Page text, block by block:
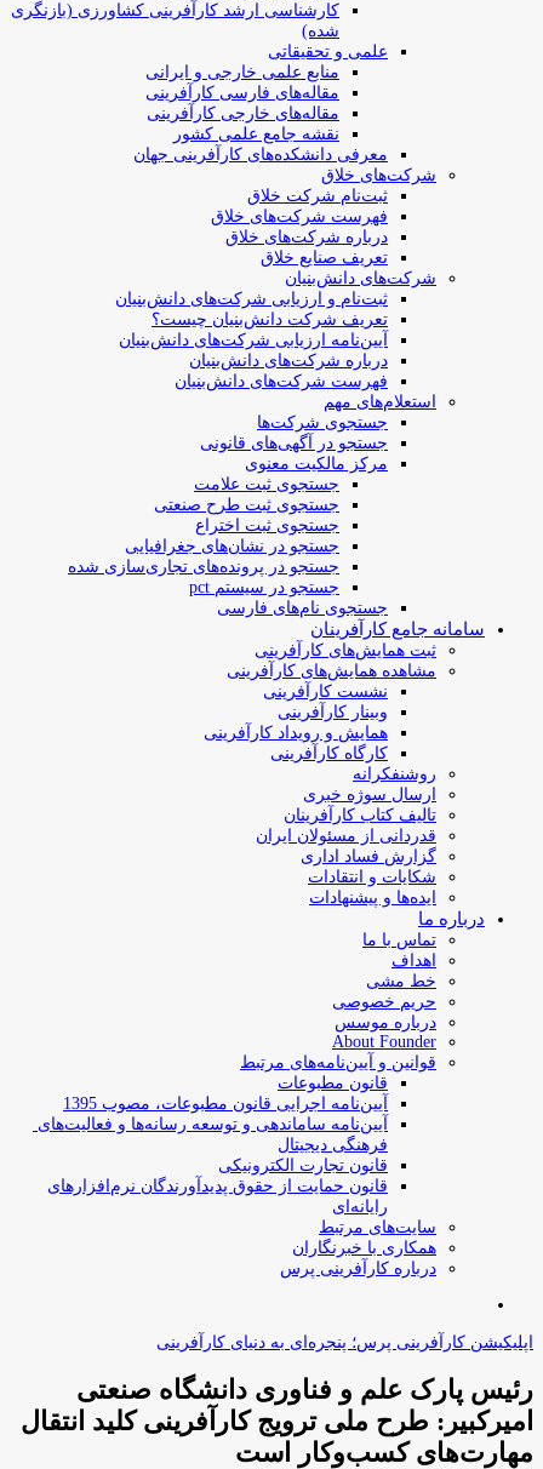
کارشناسی ارشد کارآفرینی کشاورزی (بازنگری
شده)
علمی و تحقیقاتی
منابع علمی خارجی و ایرانی
مقاله‌های فارسی کارآفرینی
مقاله‌های خارجی کارآفرینی
نقشه جامع علمی کشور
معرفی دانشکده‌های کارآفرینی جهان
شرکت‌های خلاق
ثبت‌نام شرکت خلاق
فهرست شرکت‌های خلاق
درباره شرکت‌های خلاق
تعریف صنایع خلاق
شرکت‌های دانش‌بنیان
ثبت‌نام و ارزیابی شرکت‌های دانش‌بنیان
تعریف شرکت دانش‌بنیان چیست؟
آیین‌نامه ارزیابی شرکت‌های دانش‌بنیان
درباره شرکت‌های دانش‌بنیان
فهرست شرکت‌های دانش‌بنیان
استعلام‌های مهم
جستجوی شرکت‌ها
جستجو در آگهی‌های قانونی
مرکز مالکیت معنوی
جستجوی ثبت علامت
جستجوی ثبت طرح صنعتی
جستجوی ثبت اختراع
جستجو در نشان‌های جغرافیایی
جستجو در پرونده‌های تجاری‌سازی شده
جستجو در سیستم pct
جستجوی نام‌های فارسی
سامانه جامع کارآفرینان
ثبت همایش‌های کارآفرینی
مشاهده همایش‌های کارآفرینی
نشست کارآفرینی
وبینار کارآفرینی
همایش و رویداد کارآفرینی
کارگاه کارآفرینی
روشنفکرانه
ارسال سوژه‌ خبری
تالیف کتاب کارآفرینان
قدردانی از مسئولان ایران
گزارش فساد اداری
شکایات و انتقادات
ایده‌ها و پیشنهادات
درباره ما
تماس با ما
اهداف
خط مشی
حریم خصوصی
درباره موسس
About Founder
قوانین و آیین‌نامه‌های مرتبط
‌قانون مطبوعات
آیین‌نامه اجرایی قانون مطبوعات، مصوب 1395
آیین‌نامه سامان­دهی و توسعه رسانه­‌ها و فعالیت‌­های
فرهنگی دیجیتال
قانون تجارت الکترونیکی
قانون حمایت از حقوق پدیدآورندگان نرم‌افزارهای
رایانه‌ای
سایت‌های مرتبط
همکاری با خبرنگاران
درباره کارآفرینی پرس
اپلیکیشن کارآفرینی پرس؛ پنجره‌ای به دنیای کارآفرینی
رئیس پارک علم و فناوری دانشگاه صنعتی
امیرکبیر: طرح ملی ترویج کارآفرینی کلید انتقال
مهارت‌های کسب‌وکار است